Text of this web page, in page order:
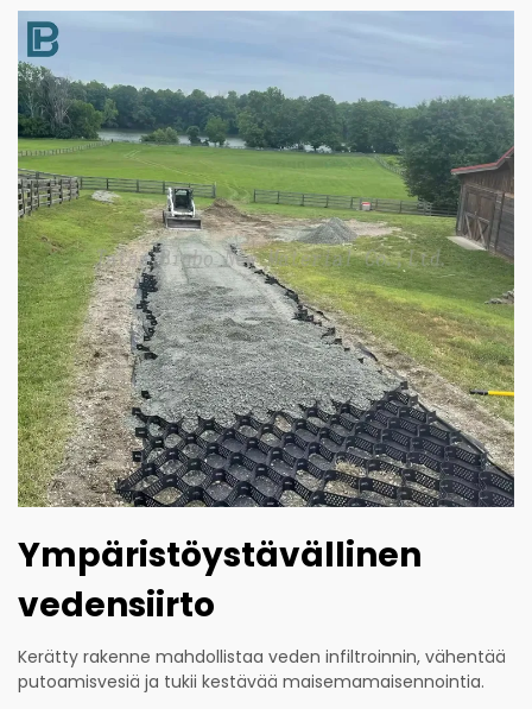
Ympäristöystävällinen
vedensiirto
Kerätty rakenne mahdollistaa veden infiltroinnin, vähentää
putoamisvesiä ja tukii kestävää maisemamaisennointia.